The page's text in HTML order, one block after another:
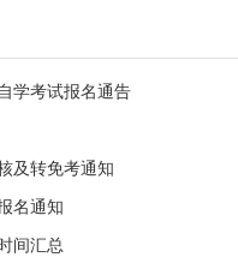
学考试报名通告
及转免考通知
名通知
间汇总